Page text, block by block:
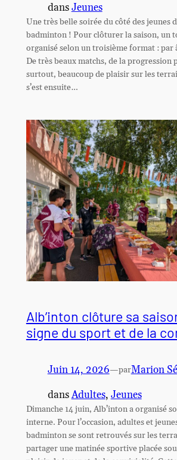
dansJeunes
Une très belle soirée du côté des jeunes
badminton ! Pour clôturer la saison, un
organisé selon un troisième format : par
De très beaux matchs, de la progression
surtout, beaucoup de plaisir sur les
s’est ensuite…
Alb’inton clôture sa
signe du sport et de la
Juin 14, 2026—parMarion
dansAdultes, Jeunes
Dimanche 14 juin, Alb’inton a organisé
interne. Pour l’occasion, adultes et
badminton se sont retrouvés sur les
partager une matinée sportive placée